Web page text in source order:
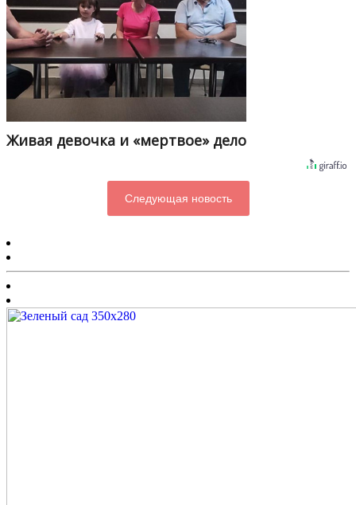
Живая девочка и «мертвое» дело
Следующая новость